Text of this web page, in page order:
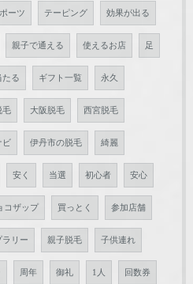
ーツ テーピング 効果が出る
親子で通える 使えるお店 足
たる ギフト一覧 永久
毛 大阪脱毛 西宮脱毛
ビ 伊丹市の脱毛 綺麗
安く 当選 初心者 安心
コザップ 買っとく 参加店舗
ラリー 親子脱毛 子供連れ
周年 御礼 1人 回数券